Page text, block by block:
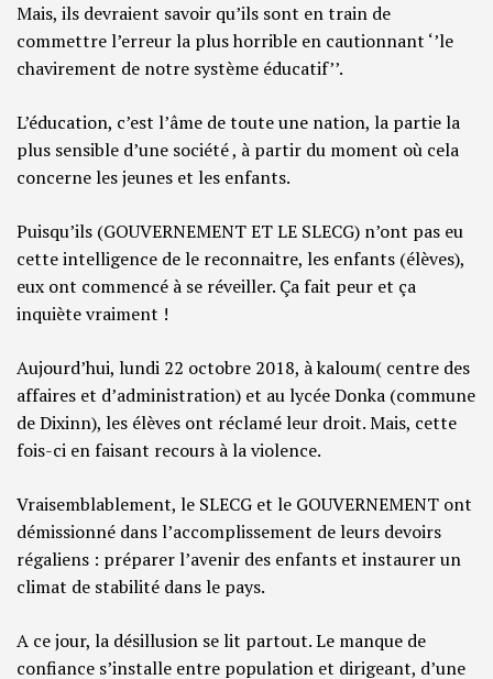
Mais, ils devraient savoir qu’ils sont en train de
commettre l’erreur la plus horrible en cautionnant ‘’le
chavirement de notre système éducatif’’.
L’éducation, c’est l’âme de toute une nation, la partie la
plus sensible d’une société , à partir du moment où cela
concerne les jeunes et les enfants.
Puisqu’ils (GOUVERNEMENT ET LE SLECG) n’ont pas eu
cette intelligence de le reconnaitre, les enfants (élèves),
eux ont commencé à se réveiller. Ça fait peur et ça
inquiète vraiment !
Aujourd’hui, lundi 22 octobre 2018, à kaloum( centre des
affaires et d’administration) et au lycée Donka (commune
de Dixinn), les élèves ont réclamé leur droit. Mais, cette
fois-ci en faisant recours à la violence.
Vraisemblablement, le SLECG et le GOUVERNEMENT ont
démissionné dans l’accomplissement de leurs devoirs
régaliens : préparer l’avenir des enfants et instaurer un
climat de stabilité dans le pays.
A ce jour, la désillusion se lit partout. Le manque de
confiance s’installe entre population et dirigeant, d’une